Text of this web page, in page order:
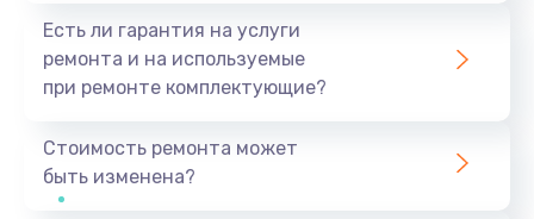
Есть ли гарантия на услуги
ремонта и на используемые
при ремонте комплектующие?
Стоимость ремонта может
быть изменена?